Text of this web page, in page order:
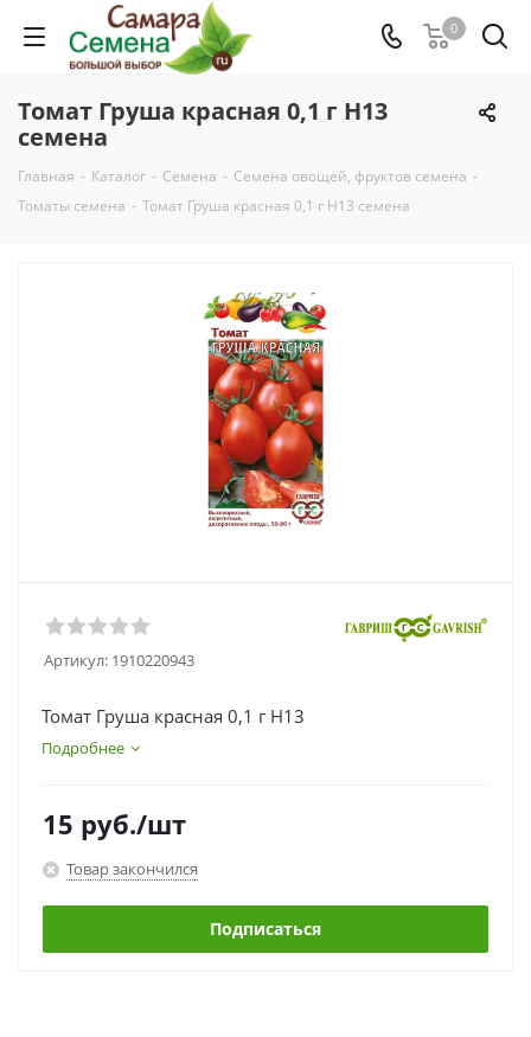
0
Томат Груша красная 0,1 г Н13
семена
Главная - Каталог - Семена - Семена овощей, фруктов семена -
Томаты семена - Томат Груша красная 0,1 г Н13 семена
Артикул: 1910220943
Томат Груша красная 0,1 г Н13
Подробнее
15 руб./шт
Товар закончился
Подписаться